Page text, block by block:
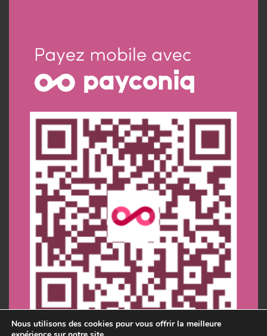
Nous utilisons des cookies pour vous offrir la meilleure